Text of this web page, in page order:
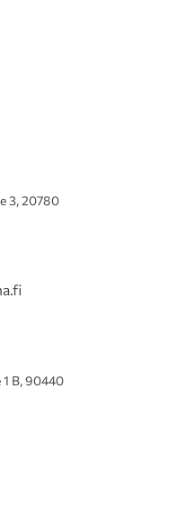
3, 20780
B, 90440